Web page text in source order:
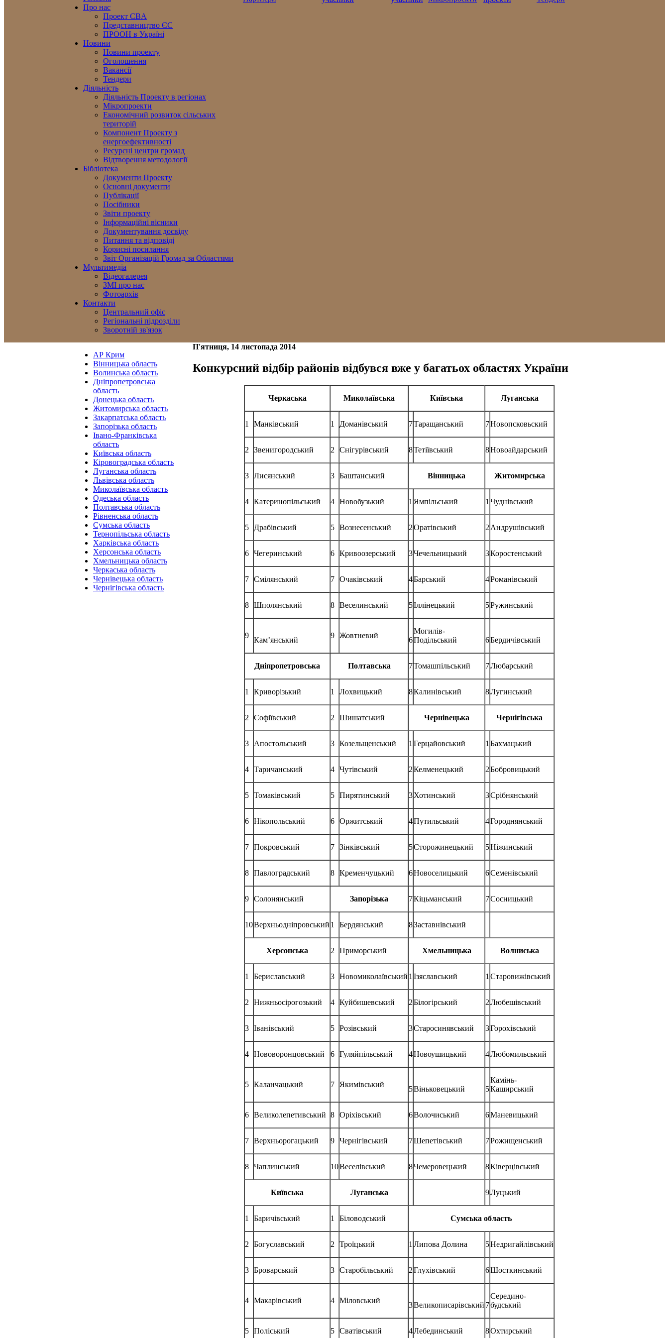
Про нас
Проект CBA
Представництво ЄС
ПРООН в Україні
Новини
Новини проекту
Оголошення
Вакансії
Тендери
Діяльність
Діяльність Проекту в регіонах
Мікропроекти
Економічний розвиток сільських
територій
Компонент Проекту з
енергоефективності
Ресурсні центри громад
Відтворення методології
Бібліотека
Документи Проекту
Основні документи
Публікації
Посібники
Звіти проекту
Інформаційні вісники
Документування досвіду
Питання та відповіді
Корисні посилання
Звіт Організацій Громад за Областями
Мультимедіа
Відеогалерея
ЗМІ про нас
Фотоархів
Контакти
Центральний офіс
Регіональні підрозділи
Зворотній зв'язок
АР Крим
Вінницька область
Волинська область
Дніпропетровська
область
Донецька область
Житомирська область
Закарпатська область
Запорізька область
Івано-Франківська
область
Київська область
Кіровоградська область
Луганська область
Львівська область
Миколаївська область
Одеська область
Полтавська область
Рівненська область
Сумська область
Тернопільська область
Харківська область
Херсонська область
Хмельницька область
Черкаська область
Чернівецька область
Чернігівська область
П'ятниця, 14 листопада 2014
Конкурсний відбір районів відбувся вже у багатьох областях України
Черкаська Миколаївська Київська Луганська
1 Манківський 1 Доманівський 7Таращанський 7Новопсковьский
2 Звенигородський 2 Снігурівський 8Тетіївський 8Новоайдарський
3 Лисянський 3 Баштанський Вінницька Житомирська
4 Катеринопільський 4 Новобузький 1 Ямпільський 1 Чуднівський
5 Драбівський 5 Вознесенський 2Оратівський 2 Андрушівський
6 Чегеринський 6 Кривоозерський 3Чечельницький 3Коростенський
7 Смілянський 7 Очаківський 4Барський 4Романівський
8 Шполянський 8 Веселинський 5Іллінецький 5Ружинський
9
Кам’янський
9 Жовтневий
6
Могилів-
Подільський
6Бердичівський
Дніпропетровська Полтавська 7Томашпільський 7Любарський
1 Криворізький 1 Лохвицький 8Калинівський 8Лугинський
2 Софіївський 2 Шишатський Чернівецька Чернігівська
3 Апостольський 3 Козельщенський 1 Герцайовський 1 Бахмацький
4 Таричанський 4 Чутівський 2Келменецький 2Бобровицький
5 Томаківський 5 Пирятинський 3Хотинський 3Срібнянський
6 Нікопольський 6 Оржитський 4Путильський 4Городнянський
7 Покровський 7 Зінківський 5Сторожинецький 5Ніжинський
8 Павлоградський 8 Кременчуцький 6Новоселицький 6Семенівський
9 Солонянський Запорізька 7Кіцьманський 7Сосницький
10Верхньодніпровський 1 Бердянський 8Заставнівський
Херсонська 2 Приморський Хмельницька Волниська
1 Бериславський 3 Новомиколаївський 1 Ізяславський 1 Старовижівський
2 Нижньосірогозький 4 Куйбишевський 2Білогірський 2Любешівський
3 Іванівський 5 Розівський 3Старосинявський 3Горохівський
4 Нововоронцовський 6 Гуляйпільський 4Новоушицький 4Любомильський
5 Каланчацький 7 Якимівський
5Віньковецький 5
Камінь-
Каширський
6 Великолепетивський 8 Оріхівський 6Волочиський 6Маневицький
7 Верхньорогацький 9 Чернігівський 7Шепетівський 7Рожищенський
8 Чаплинський 10Веселівський 8Чемеровецький 8Ківерцівський
Київська Луганська 9Луцький
1 Баричівський 1 Біловодський Сумська область
2 Богуславський 2 Троїцький 1 Липова Долина 5Недригайлівський
3 Броварський 3 Старобільський 2Глухівський 6Шосткинський
4 Макарівський 4 Міловський
3Великописарівський 7
Середино-
будський
5 Поліський 5 Сватівський 4Лебединський 8Охтирський